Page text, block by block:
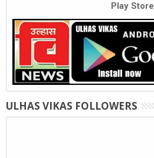
Play Store
ULHAS VIKAS FOLLOWERS